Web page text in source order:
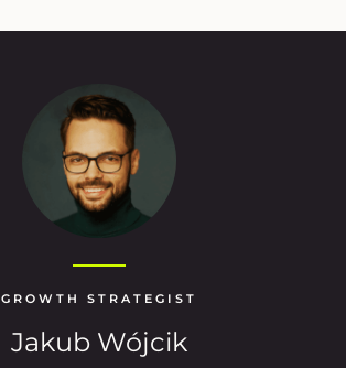
GROWTH STRATEGIST
Jakub Wójcik